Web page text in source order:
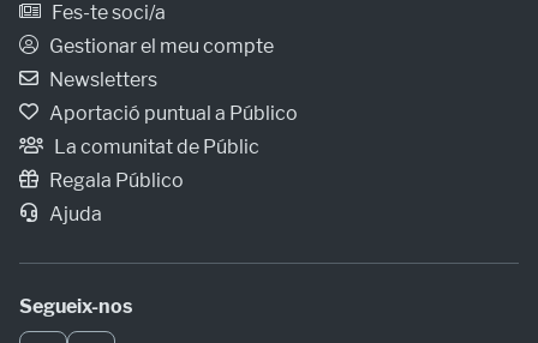
Fes-te soci/a
Gestionar el meu compte
Newsletters
Aportació puntual a Público
La comunitat de Públic
Regala Público
Ajuda
Segueix-nos